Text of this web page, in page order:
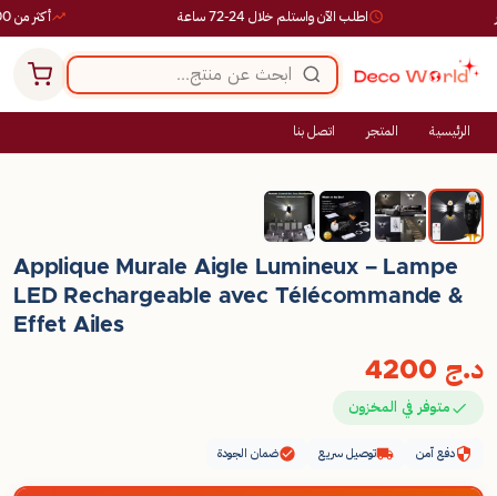
أكثر من 10,000 طلب ناجح اطلب الآن واستلم خلال 24-72 ساعة
الرئيسية المتجر اتصل بنا
Applique Murale Aigle Lumineux – Lampe
LED Rechargeable avec Télécommande &
Effet Ailes
د.ج
متوفر في المخزون
دفع آمن توصيل سريع ضمان الجودة